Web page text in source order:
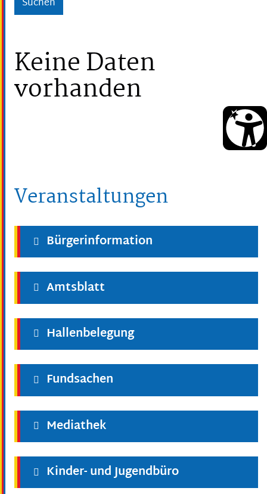
Keine Daten
vorhanden
Veranstaltungen
Bürgerinformation
Amtsblatt
Hallenbelegung
Fundsachen
Mediathek
Kinder- und Jugendbüro